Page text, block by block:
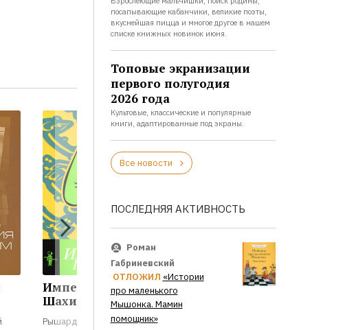
Император.
Шахиншах...
Рышард Капущинский
Император.
Шахиншах...
посапывающие кабанчики, великие поэты,
вкуснейшая пицца и многое другое в нашем
списке книжных новинок июня.
Топовые экранизации
первого полугодия
2026 года
Культовые, классические и популярные
книги, адаптированные под экраны.
Все новости
ПОСЛЕДНЯЯ АКТИВНОСТЬ
Роман
Габриневский
ОТЛОЖИЛ «Истории
про маленького
Мышонка. Мамин
помощник»